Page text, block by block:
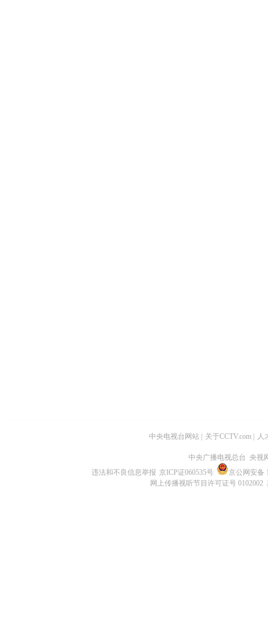
中央电视台网站 关于CCTV.com 人
中央广播电视总台 央视
违法和不良信息举报 京ICP证060535号
京公网安备
网上传播视听节目许可证号 0102002